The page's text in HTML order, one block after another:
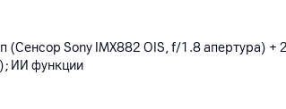
(Сенсор Sony IMX882 OIS, f/1.8 апертура) +
ИИ функции